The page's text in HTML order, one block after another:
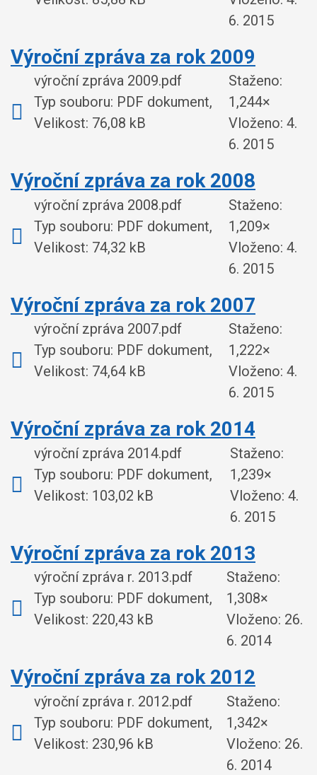
6. 2015
Výroční zpráva za rok 2009
výroční zpráva 2009.pdf
Typ souboru: PDF dokument,
Velikost: 76,08 kB
Staženo:
1,244×
Vloženo: 4.
6. 2015
Výroční zpráva za rok 2008
výroční zpráva 2008.pdf
Typ souboru: PDF dokument,
Velikost: 74,32 kB
Staženo:
1,209×
Vloženo: 4.
6. 2015
Výroční zpráva za rok 2007
výroční zpráva 2007.pdf
Typ souboru: PDF dokument,
Velikost: 74,64 kB
Staženo:
1,222×
Vloženo: 4.
6. 2015
Výroční zpráva za rok 2014
výroční zpráva 2014.pdf
Typ souboru: PDF dokument,
Velikost: 103,02 kB
Staženo:
1,239×
Vloženo:4.
6. 2015
Výroční zpráva za rok 2013
výroční zpráva r. 2013.pdf
Typ souboru: PDF dokument,
Velikost: 220,43 kB
Staženo:
1,308×
Vloženo: 26.
6. 2014
Výroční zpráva za rok 2012
výroční zpráva r. 2012.pdf
Typ souboru: PDF dokument,
Velikost: 230,96 kB
Staženo:
1,342×
Vloženo: 26.
6. 2014